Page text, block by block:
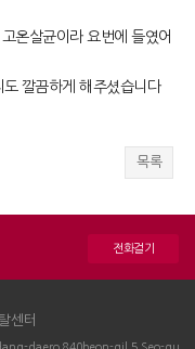
온살균이라 요번에 들였어
깔끔하게 해주셨습니다
목록
전화걸기
센터